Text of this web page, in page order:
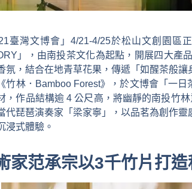
臺灣文博會」4/21-4/25於松山文創園
」，由南投茶文化為起點，開展四大產
氛，結合在地青草花果，傳遞「如醒茶般
竹林．Bamboo Forest》，於文博會「一
，作品結構逾 4 公尺高，將幽靜的南投竹
代琵琶演奏家「梁家寧」，以品茗為創作
浸式體驗。
家范承宗以3千竹片打造